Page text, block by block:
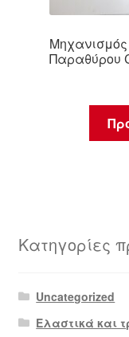
Παραθύρου
Κατηγορίες
Uncategorized
Ελαστικά και